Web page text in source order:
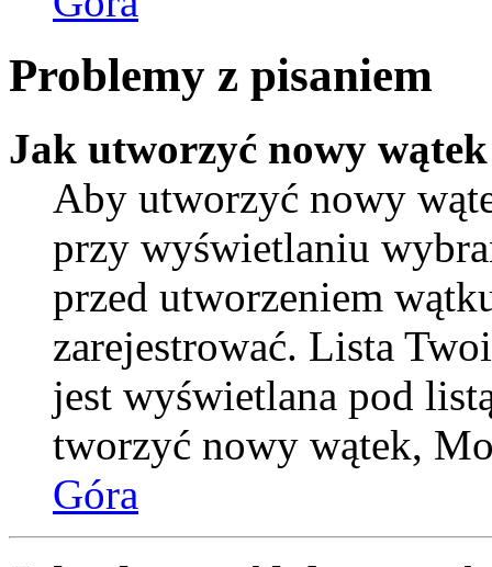
Problemy z pisaniem
Jak utworzyć nowy
Aby utworzyć nowy
przy wyświetlaniu
przed utworzeniem
zarejestrować. Lista
jest wyświetlana pod
tworzyć nowy wątek,
Góra